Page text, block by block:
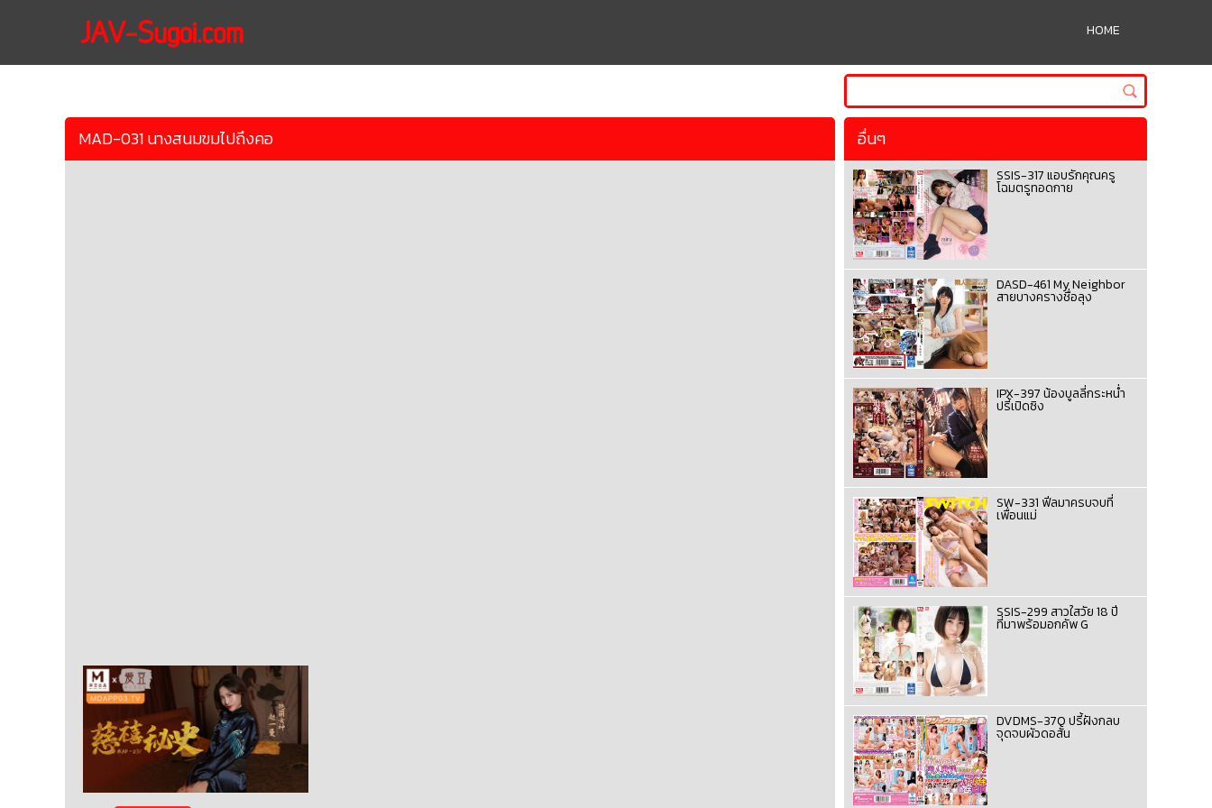
HOME
MAD-031 นางสนมขมไปถึงคอ อื่นๆ
SSIS-317 แอบรักคุณครู
โฉมตรูทอดกาย
DASD-461 My Neighbor
สายบางครางชื่อลุง
IPX-397 น้องบูลลี่กระหน่ำ
ปรี้เปิดซิง
SW-331 ฟีลมาครบจบที่
เพื่อนแม่
SSIS-299 สาวใสวัย 18 ปี
ที่มาพร้อมอกคัพ G
DVDMS-370 ปรี้ฝังกลบ
จุดจบผัวดอสั้น